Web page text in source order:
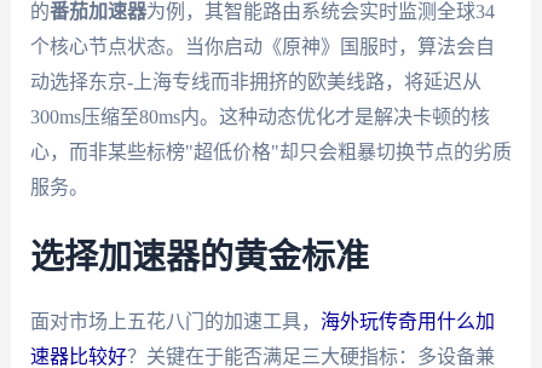
的番茄加速器为例，其智能路由系统会实时监测全球34
个核心节点状态。当你启动《原神》国服时，算法会自
动选择东京-上海专线而非拥挤的欧美线路，将延迟从
300ms压缩至80ms内。这种动态优化才是解决卡顿的核
心，而非某些标榜"超低价格"却只会粗暴切换节点的劣质
服务。
选择加速器的黄金标准
面对市场上五花八门的加速工具， 海外玩传奇用什么加
速器比较好？关键在于能否满足三大硬指标：多设备兼